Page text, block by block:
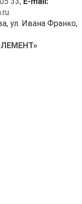
ул. Ивана Франко,